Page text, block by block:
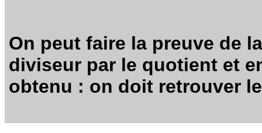
On peut faire la preuve de
diviseur par le quotient et
obtenu : on doit retrouver